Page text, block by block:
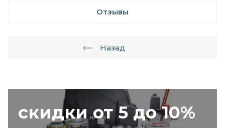
скидки от 5 до 10%
Отзывы
Назад